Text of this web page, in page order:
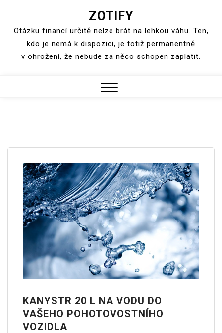
content
ZOTIFY
Otázku financí určitě nelze brát na lehkou váhu. Ten,
kdo je nemá k dispozici, je totiž permanentně
v ohrožení, že nebude za něco schopen zaplatit.
KANYSTR 20 L NA VODU DO
VAŠEHO POHOTOVOSTNÍHO
VOZIDLA